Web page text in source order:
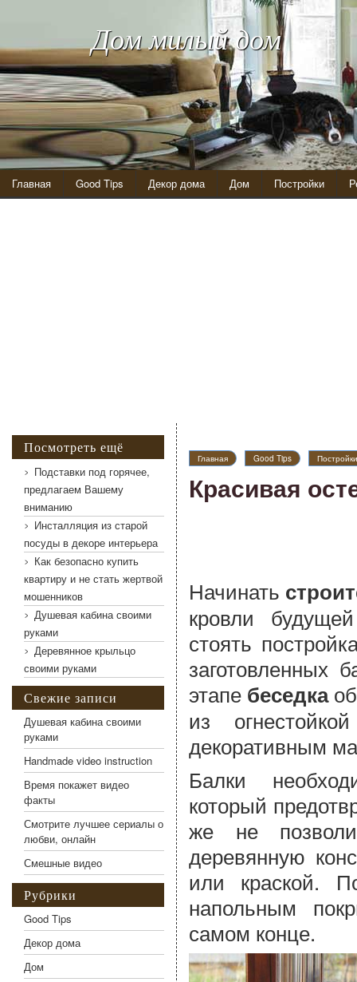
Дом милый дом
Главная Good Tips Декор дома Дом Постройки
Главная Good Tips Постройки
Красивая
Начинать
кровли
стоять
заготовленных
этапе беседка
из
декоративным
Балки
который
же не
деревянную
или краской.
напольным
самом конце.
Посмотреть ещё
Подставки под горячее,
предлагаем Вашему
вниманию
Инсталляция из старой
посуды в декоре интерьера
Как безопасно купить
квартиру и не стать жертвой
мошенников
Душевая кабина своими
руками
Деревянное крыльцо
своими руками
Свежие записи
Душевая кабина своими
руками
Handmade video instruction
Время покажет видео
факты
Смотрите лучшее сериалы о
любви, онлайн
Смешные видео
Рубрики
Good Tips
Декор дома
Дом